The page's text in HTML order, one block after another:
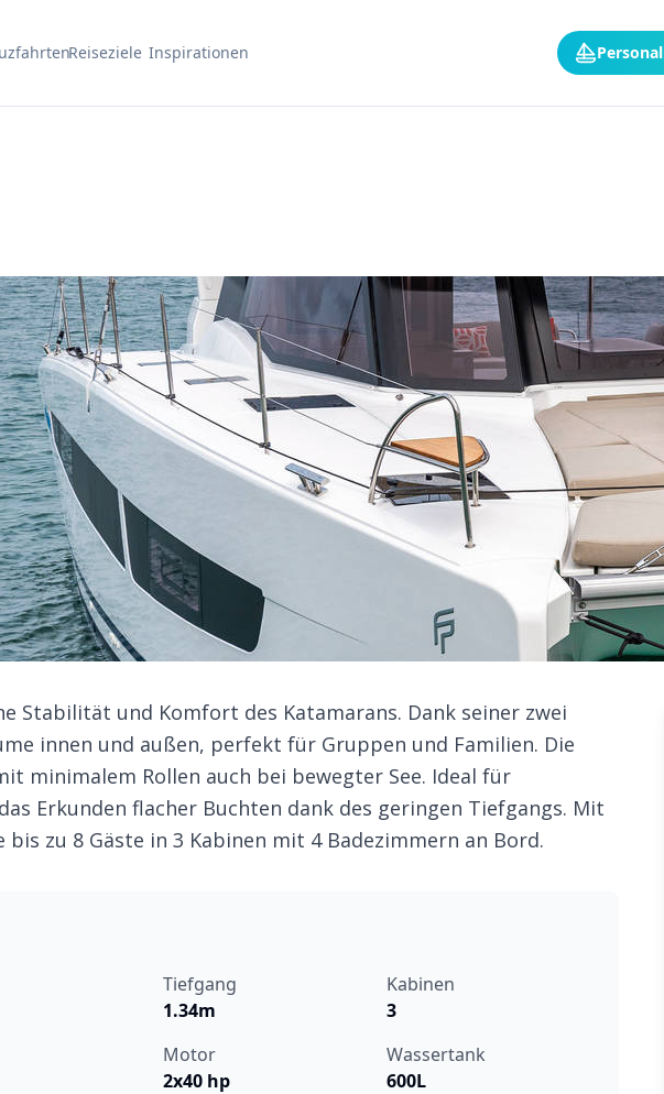
Reiseziele Inspirationen
Stabilität und Komfort des Katamarans. Dank seiner zwei
innen und außen, perfekt für Gruppen und Familien. Die
minimalem Rollen auch bei bewegter See. Ideal für
Erkunden flacher Buchten dank des geringen Tiefgangs. Mit
zu 8 Gäste in 3 Kabinen mit 4 Badezimmern an Bord.
Tiefgang
1.34m
Kabinen
3
Motor
2x40 hp
Wassertank
600L